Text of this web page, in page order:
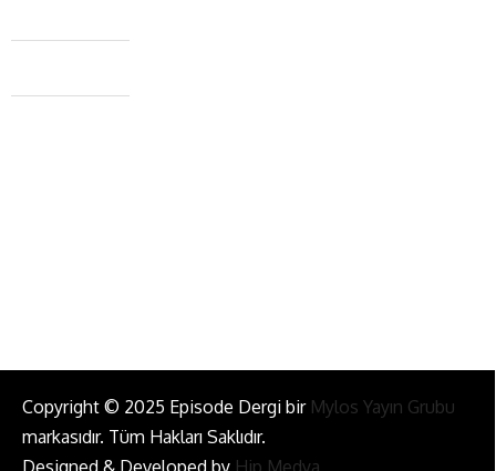
Caferağa Mah. Dr. Şakir Paşa Sok. No3/A Kadıköy İstanbul
+90 543 345 46 00
Copyright © 2025 Episode Dergi bir Mylos Yayın Grubu
markasıdır. Tüm Hakları Saklıdır.
Designed & Developed by Hip Medya